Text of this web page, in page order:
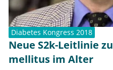
Diabetes Kongress 2018
Neue S2k-Leitlinie
mellitus im Alter